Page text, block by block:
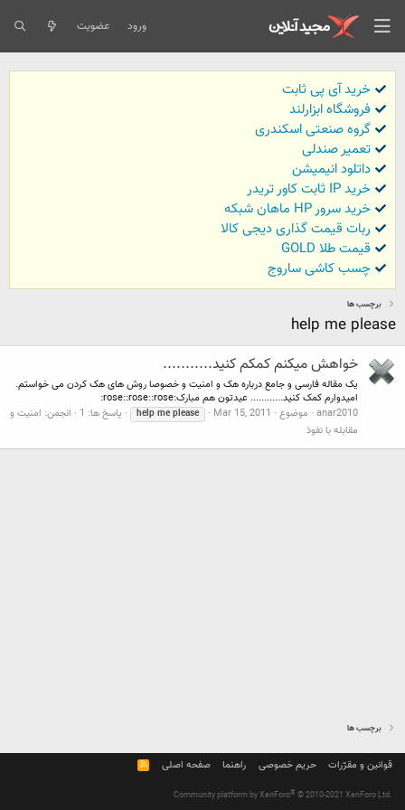
ورود عضویت
خرید آی پی ثابت
فروشگاه ابزارلند
گروه صنعتی اسکندری
تعمیر صندلی
داتلود انیمیشن
خرید IP ثابت کاور تریدر
خرید سرور HP ماهان شبکه
ربات قیمت گذاری دیجی کالا
قیمت طلا GOLD
چسب کاشی ساروج
برچسب ها
help me please
خواهش میکنم کمکم کنید...........
یک مقاله فارسی و جامع درباره هک و امنیت و خصوصا روش های هک کردن می خواستم.
امیدوارم کمک کنید............ عیدتون هم مبارک:rose::rose::rose:
anar2010 موضوع Mar 15, 2011
help me please پاسخ ها: 1 انجمن: امنیت و
مقابله با نفوذ
برچسب ها
قوانین و مقرّرات حریم خصوصی راهنما صفحه اصلی
R
S
Community platform by XenForo® © 2010-2021 XenForo Ltd.